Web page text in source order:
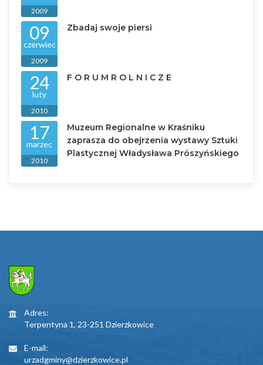
2009
09
czerwiec
2009
Zbadaj swoje piersi
24
luty
2010
F O R U M R O L N I C Z E
17
marzec
2010
Muzeum Regionalne w Kraśniku
zaprasza do obejrzenia wystawy Sztuki
Plastycznej Władysława Prószyńskiego
Adres:
Terpentyna 1, 23-251 Dzierzkowice
E-mail:
urzadgminy@dzierzkowice.pl